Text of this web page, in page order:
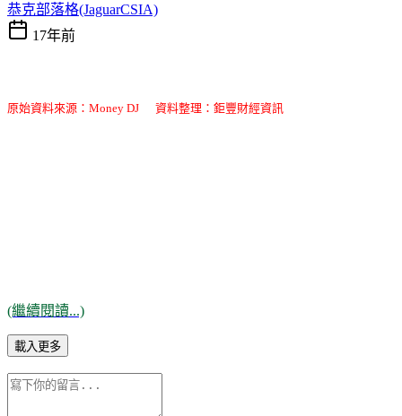
恭克部落格(JaguarCSIA)
17年前
原始資料來源：Money DJ 資料整理：鉅豐財經資訊
(繼續閱讀...)
載入更多